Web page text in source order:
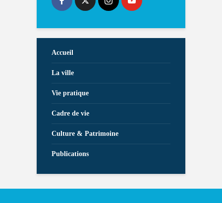
Accueil
La ville
Vie pratique
Cadre de vie
Culture & Patrimoine
Publications